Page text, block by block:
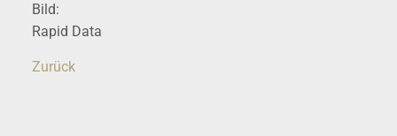
Bild:
Rapid Data
Zurück